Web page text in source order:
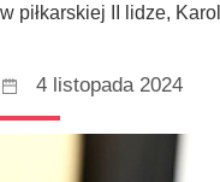
w piłkarskiej II lidze,
4 listopada 2024